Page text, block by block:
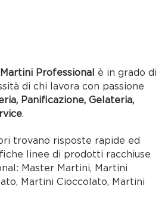
Professional è in grado di
di chi lavora con passione
Panificazione, Gelateria,
.
trovano risposte rapide ed
linee di prodotti racchiuse
Master Martini, Martini
Martini Cioccolato, Martini